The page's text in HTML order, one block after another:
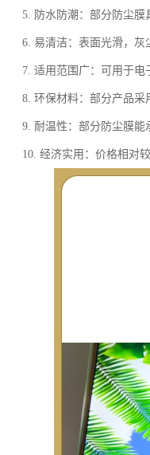
5. 防水防潮：部分防尘膜
6. 易清洁：表面光滑，灰
7. 适用范围广：可用于电
8. 环保材料：部分产品采
9. 耐温性：部分防尘膜能
10. 经济实用：价格相对